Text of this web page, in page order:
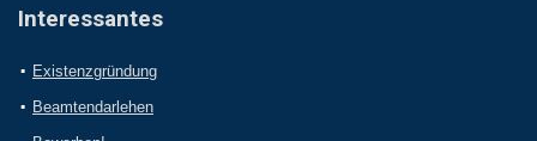
Interessantes
Existenzgründung
Beamtendarlehen